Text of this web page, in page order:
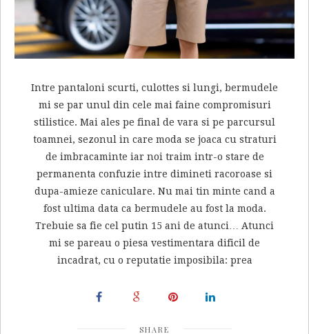
Intre pantaloni scurti, culottes si lungi, bermudele
mi se par unul din cele mai faine compromisuri
stilistice. Mai ales pe final de vara si pe parcursul
toamnei, sezonul in care moda se joaca cu straturi
de imbracaminte iar noi traim intr-o stare de
permanenta confuzie intre dimineti racoroase si
dupa-amieze caniculare. Nu mai tin minte cand a
fost ultima data ca bermudele au fost la moda.
Trebuie sa fie cel putin 15 ani de atunci… Atunci
mi se pareau o piesa vestimentara dificil de
incadrat, cu o reputatie imposibila: prea
SHARE